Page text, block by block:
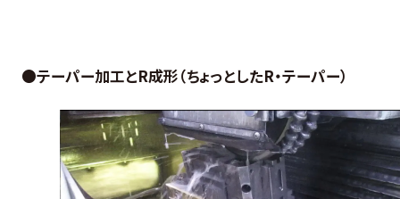
●テーパー加工とR成形（ちょっとしたR・テーパー）